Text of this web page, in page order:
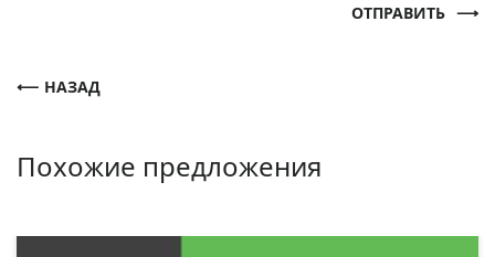
ОТПРАВИТЬ
НАЗАД
Похожие предложения